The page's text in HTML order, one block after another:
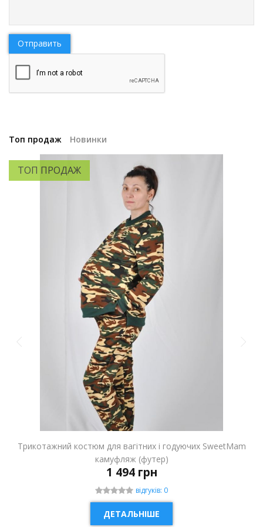
Отправить
Топ продаж Новинки
ТОП ПРОДАЖ
Трикотажний костюм для вагітних і годуючих SweetMam
камуфляж (футер)
1 494 грн
відгуків: 0
ДЕТАЛЬНІШЕ